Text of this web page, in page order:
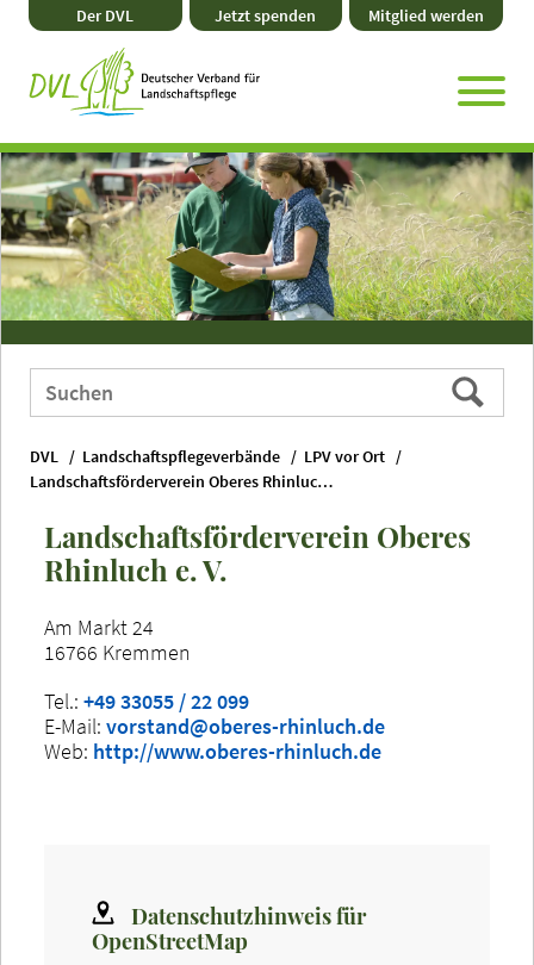
Direkt
zum
Zum
Hauptmenü
Zum
Seitenende
Zur
Website-
Der DVL Jetzt spenden Mitglied werden
Webauftritt
durchsuchen
Suchen
DVL Landschaftspflegeverbände
LPV vor Ort
Landschaftsförderverein Oberes Rhinluch e. V.
Landschaftsförderverein Oberes
Rhinluch e. V.
Am Markt 24
16766 Kremmen
Tel.: +49 33055 / 22 099
E-Mail: vorstand@oberes-rhinluch.de
Web: http://www.oberes-rhinluch.de
Datenschutzhinweis für
OpenStreetMap